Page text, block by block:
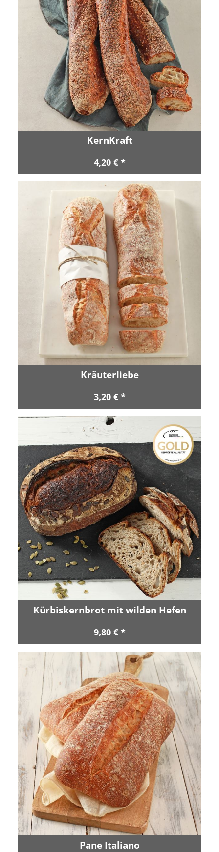
KernKraft
4,20 € *
Kräuterliebe
3,20 € *
Kürbiskernbrot mit wilden Hefen
9,80 € *
Pane Italiano